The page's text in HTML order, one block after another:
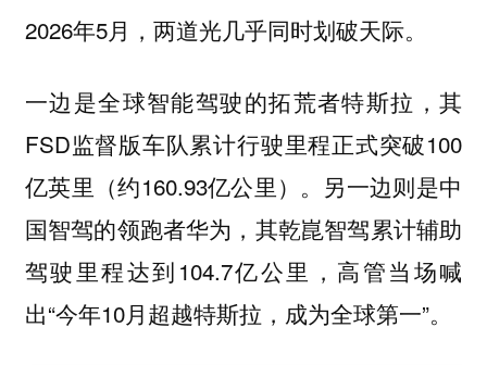
2026年5月，两道光几乎同时划破天际。
一边是全球智能驾驶的拓荒者特斯拉，其
FSD监督版车队累计行驶里程正式突破100
亿英里（约160.93亿公里）。另一边则是中
国智驾的领跑者华为，其乾崑智驾累计辅助
驾驶里程达到104.7亿公里，高管当场喊
出“今年10月超越特斯拉，成为全球第一”。